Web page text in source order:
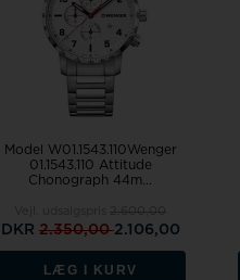
Model W01.1543.110Wenger
01.1543.110 Attitude
Chonograph 44m...
DKR 2.350,002.106,00
LÆG I KURV